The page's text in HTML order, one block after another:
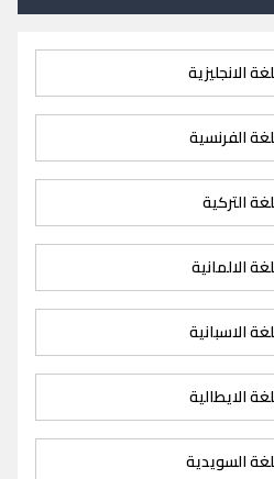
الانجليزية
الفرنسية
التركية
الالمانية
الاسبانية
الايطالية
السويدية